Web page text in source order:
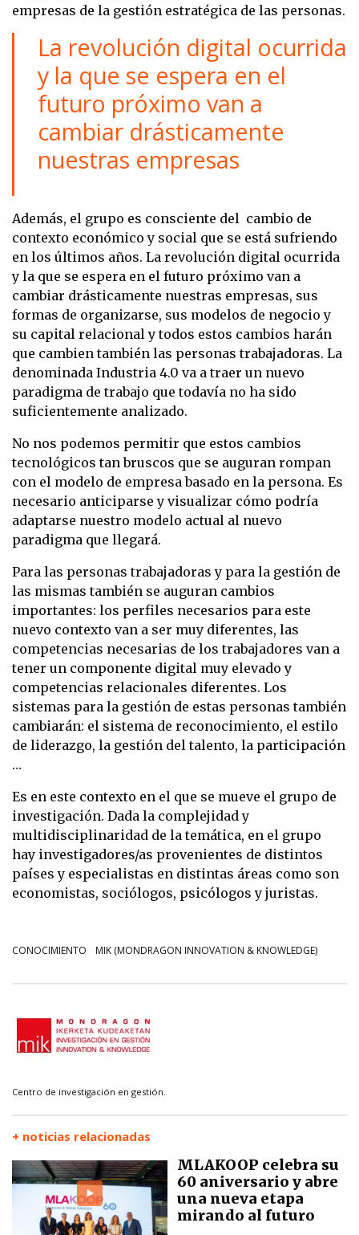
empresas de la gestión estratégica de las personas.
La revolución digital ocurrida
y la que se espera en el
futuro próximo van a
cambiar drásticamente
nuestras empresas
Además, el grupo es consciente del cambio de
contexto económico y social que se está sufriendo
en los últimos años. La revolución digital ocurrida
y la que se espera en el futuro próximo van a
cambiar drásticamente nuestras empresas, sus
formas de organizarse, sus modelos de negocio y
su capital relacional y todos estos cambios harán
que cambien también las personas trabajadoras. La
denominada Industria 4.0 va a traer un nuevo
paradigma de trabajo que todavía no ha sido
suficientemente analizado.
No nos podemos permitir que estos cambios
tecnológicos tan bruscos que se auguran rompan
con el modelo de empresa basado en la persona. Es
necesario anticiparse y visualizar cómo podría
adaptarse nuestro modelo actual al nuevo
paradigma que llegará.
Para las personas trabajadoras y para la gestión de
las mismas también se auguran cambios
importantes: los perfiles necesarios para este
nuevo contexto van a ser muy diferentes, las
competencias necesarias de los trabajadores van a
tener un componente digital muy elevado y
competencias relacionales diferentes. Los
sistemas para la gestión de estas personas también
cambiarán: el sistema de reconocimiento, el estilo
de liderazgo, la gestión del talento, la participación
…
Es en este contexto en el que se mueve el grupo de
investigación. Dada la complejidad y
multidisciplinaridad de la temática, en el grupo
hay investigadores/as provenientes de distintos
países y especialistas en distintas áreas como son
economistas, sociólogos, psicólogos y juristas.
CONOCIMIENTO MIK (MONDRAGON INNOVATION & KNOWLEDGE)
Centro de investigación en gestión.
+ noticias relacionadas
MLAKOOP celebra su
60 aniversario y abre
una nueva etapa
mirando al futuro